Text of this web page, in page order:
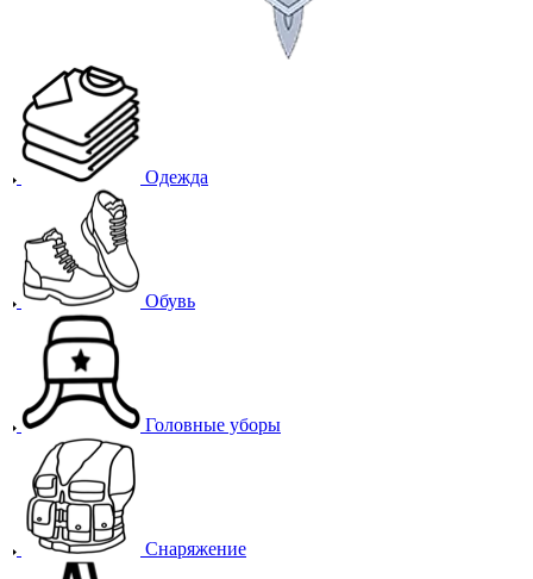
Одежда
Обувь
Головные уборы
Снаряжение